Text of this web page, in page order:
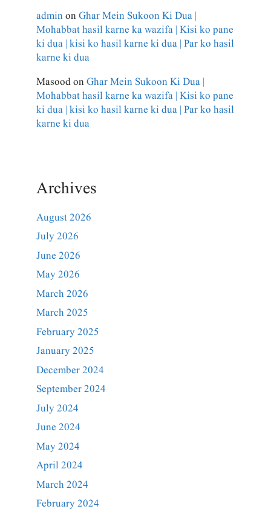
adminonGhar Mein Sukoon Ki Dua |
Mohabbat hasil karne ka wazifa | Kisi ko pane
ki dua | kisi ko hasil karne ki dua | Par ko hasil
karne ki dua
MasoodonGhar Mein Sukoon Ki Dua |
Mohabbat hasil karne ka wazifa | Kisi ko pane
ki dua | kisi ko hasil karne ki dua | Par ko hasil
karne ki dua
Archives
August 2026
July 2026
June 2026
May 2026
March 2026
March 2025
February 2025
January 2025
December 2024
September 2024
July 2024
June 2024
May 2024
April 2024
March 2024
February 2024